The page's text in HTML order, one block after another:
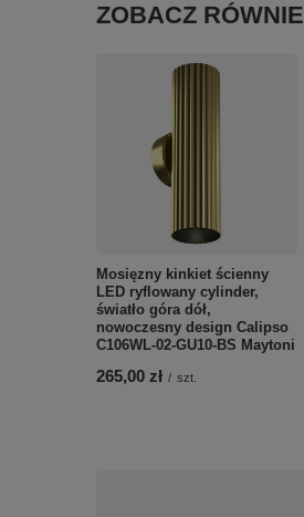
ZOBACZ
Mosięzny kinkiet ścienny
LED ryflowany cylinder,
światło góra dół,
nowoczesny design Calipso
C106WL-02-GU10-BS Maytoni
265,00 zł / szt.